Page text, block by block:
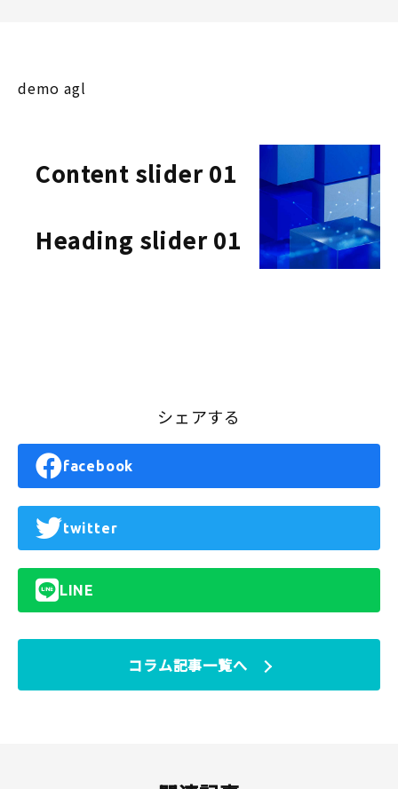
demo agl
Content slider 01
Heading slider 01
シェアする
facebook
twitter
LINE
コラム記事一覧へ